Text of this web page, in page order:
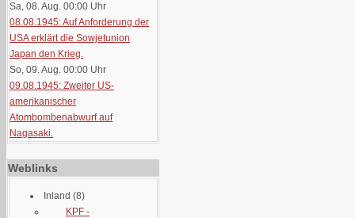
Sa, 08. Aug. 00:00 Uhr
08.08.1945: Auf Anforderung der
USA erklärt die Sowjetunion
Japan den Krieg.
So, 09. Aug. 00:00 Uhr
09.08.1945: Zweiter US-
amerikanischer
Atombombenabwurf auf
Nagasaki.
Weblinks
Inland (8)
KPF -